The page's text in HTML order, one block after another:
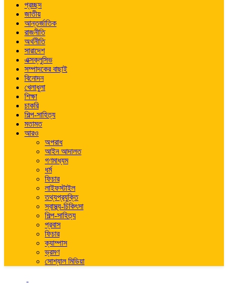
প্রচ্ছদ
জাতীয়
আন্তর্জাতিক
রাজনীতি
অর্থনীতি
সারাদেশ
এক্সক্লুসিভ
সম্পাদকের বাছাই
বিনোদন
খেলাধুলা
শিক্ষা
চাকরি
শিল্প-সাহিত্য
মতামত
আরও
অপরাধ
আইন আদালত
গণমাধ্যম
ধর্ম
ফিচার
লাইফস্টাইল
তথ্যপ্রযুক্তি
স্বাস্থ্য-চিকিৎসা
শিল্প-সাহিত্য
প্রবাস
ফিচার
ক্যাম্পাস
ভ্রমণ
সোশ্যাল মিডিয়া